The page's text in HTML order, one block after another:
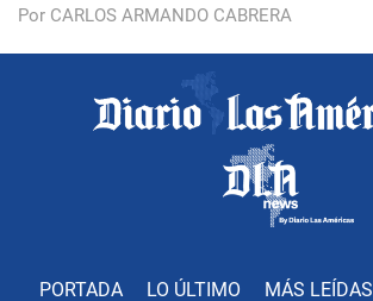
Por CARLOS ARMANDO CABRERA
PORTADA LO ÚLTIMO MÁS LEÍDAS